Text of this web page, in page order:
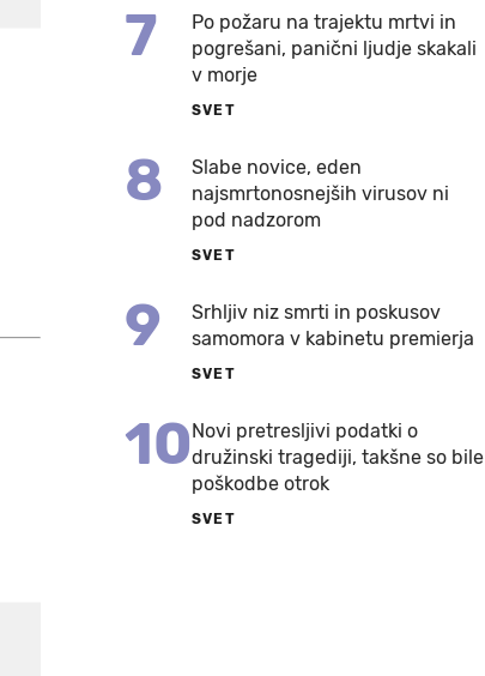
7
Po požaru na trajektu mrtvi in
pogrešani, panični ljudje skakali
v morje
SVET
8
Slabe novice, eden
najsmrtonosnejših virusov ni
pod nadzorom
SVET
9
Srhljiv niz smrti in poskusov
samomora v kabinetu premierja
SVET
10Novi pretresljivi podatki o
družinski tragediji, takšne so bile
poškodbe otrok
SVET